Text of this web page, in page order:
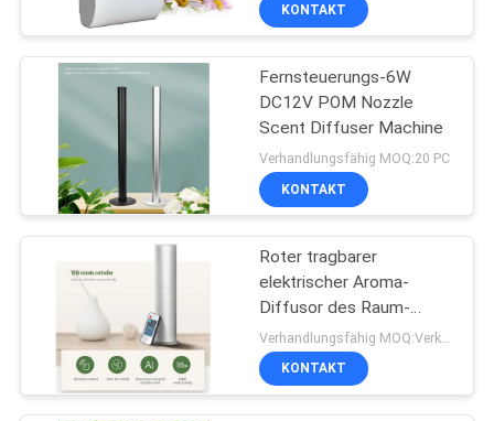
Aromatherapie-
Diffusoren
Wasserloser Aroma-
22
KONTAKT
Fernsteuerungs-6W
DC12V POM Nozzle
Scent Diffuser Machine
Verhandlungsfähig MOQ:20 PC
KONTAKT
Roter tragbarer
elektrischer Aroma-
Diffusor des Raum-
130ML mit
Fernsteuerungshauptgebrauch
KONTAKT